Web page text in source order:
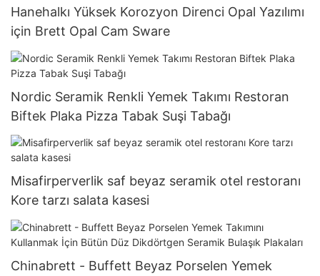
Hanehalkı Yüksek Korozyon Direnci Opal Yazılımı
için Brett Opal Cam Sware
Nordic Seramik Renkli Yemek Takımı Restoran
Biftek Plaka Pizza Tabak Suşi Tabağı
Misafirperverlik saf beyaz seramik otel restoranı
Kore tarzı salata kasesi
Chinabrett - Buffett Beyaz Porselen Yemek